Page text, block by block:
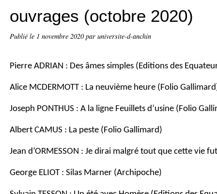
ouvrages (octobre 2020)
Publié le 1 novembre 2020par universite-d-anchin
Pierre ADRIAN : Des âmes simples (Editions des
Alice MCDERMOTT : La neuvième heure (Folio
Joseph PONTHUS : A la ligne Feuillets d’usine (Folio
Albert CAMUS : La peste (Folio Gallimard)
Jean d’ORMESSON : Je dirai malgré tout que cette vie
George ELIOT : Silas Marner (Archipoche)